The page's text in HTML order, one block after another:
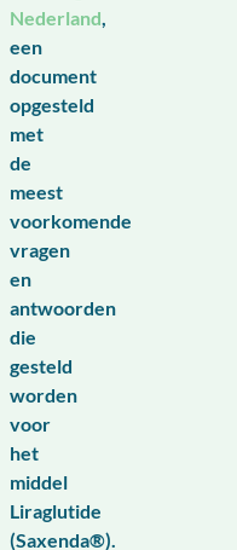
Nederland,
een
document
opgesteld
met
de
meest
voorkomende
vragen
en
antwoorden
die
gesteld
worden
voor
het
middel
Liraglutide
(Saxenda®).